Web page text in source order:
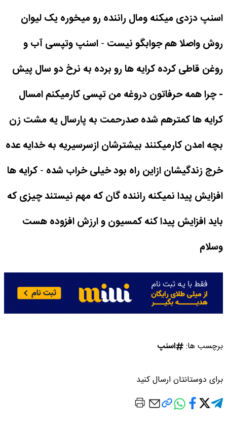
اسنپ دزدی میکنه ومال راننده رو میخوره یک لیوان
روش واصلا هم جوابگو نیست -اسنپ وتپسی آب و
روغن قاطی کرده کرایه ها رو برده به نرخ دو سال پیش
- چرا همه حرفاتون دروغه من تپسی کارمیکنم امسال
کرایه ها کمترهم شده صدرحمت به پارسال یه مشت زن
بچه امدن کارمیکنند بیشترشان ازسرسیریه به خدایه عده
خرج زندگیشان ازاین راه بود خیلی خراب شده -کرایه ها
افزایش پیدا نمیکنه راننده گان که مهم نیستند چیزی که
باید افزایش پیدا کنه کمسیون و ارزش افزوده هست
وسلام
برچسب ها: اسنپ
برای دوستانتان ارسال کنید